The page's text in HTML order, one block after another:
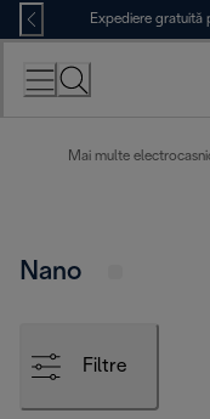
Skip
to
Content
Expediere gratuită
Mai multe
Nano
Filtre